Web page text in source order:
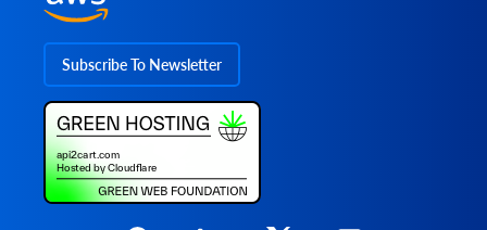
Subscribe To Newsletter